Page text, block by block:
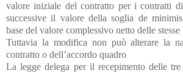
valore iniziale del contratto per i contratti
successive il valore della soglia de
base del valore complessivo netto delle stesse
Tuttavia la modifica non può alterare la
contratto o dell’accordo quadro
La legge delega per il recepimento delle